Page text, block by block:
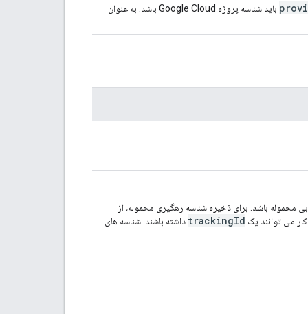
باید شناسه پروژه Google Cloud باشد. به عنوان
محموله باشد. برای ذخیره شناسه رهگیری محموله، از
می توانند یک trackingId داشته باشند. شناسه های